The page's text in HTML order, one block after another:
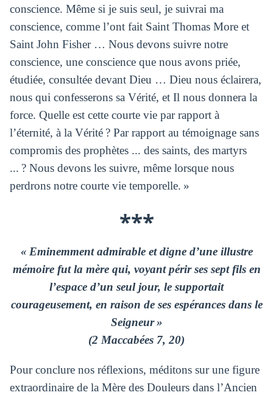
conscience. Même si je suis seul, je suivrai ma
conscience, comme l’ont fait Saint Thomas More et
Saint John Fisher … Nous devons suivre notre
conscience, une conscience que nous avons priée,
étudiée, consultée devant Dieu … Dieu nous éclairera,
nous qui confesserons sa Vérité, et Il nous donnera la
force. Quelle est cette courte vie par rapport à
l’éternité, à la Vérité ? Par rapport au témoignage sans
compromis des prophètes ... des saints, des martyrs
... ? Nous devons les suivre, même lorsque nous
perdrons notre courte vie temporelle. »
***
« Eminemment admirable et digne d’une illustre
mémoire fut la mère qui, voyant périr ses sept fils en
l’espace d’un seul jour, le supportait
courageusement, en raison de ses espérances dans le
Seigneur »
(2 Maccabées 7, 20)
Pour conclure nos réflexions, méditons sur une figure
extraordinaire de la Mère des Douleurs dans l’Ancien